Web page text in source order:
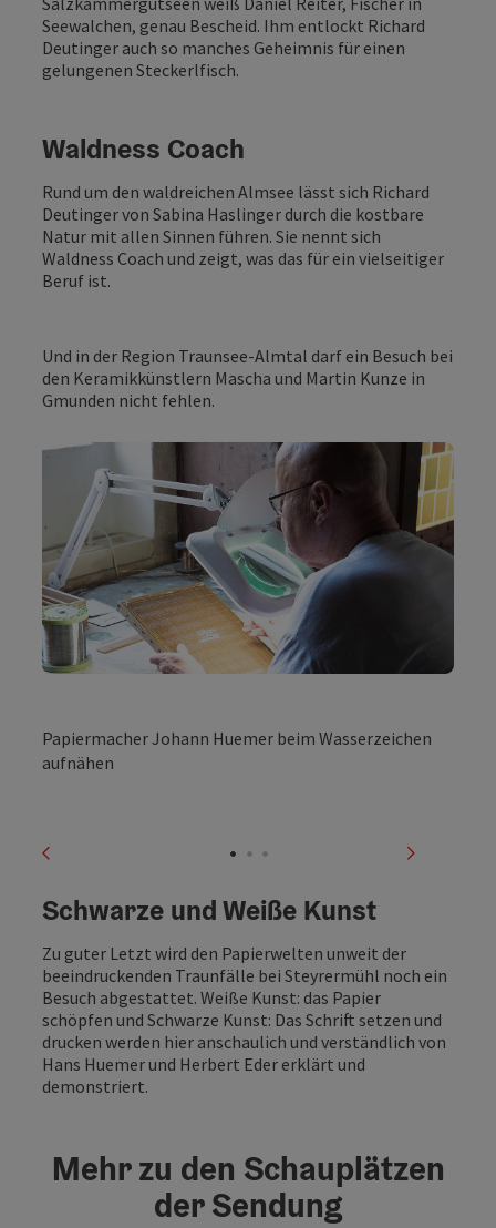
Seewalchen, genau Bescheid. Ihm entlockt Richard
Deutinger auch so manches Geheimnis für einen
gelungenen Steckerlfisch.
Waldness Coach
Rund um den waldreichen Almsee lässt sich Richard
Deutinger von Sabina Haslinger durch die kostbare
Natur mit allen Sinnen führen. Sie nennt sich
Waldness Coach und zeigt, was das für ein vielseitiger
Beruf ist.
Und in der Region Traunsee-Almtal darf ein Besuch bei
den Keramikkünstlern Mascha und Martin Kunze in
Gmunden nicht fehlen.
Papiermacher Johann Huemer beim Wasserzeichen
aufnähen
vorheriges Element
Schwarze und Weiße Kunst
Zu guter Letzt wird den Papierwelten unweit der
beeindruckenden Traunfälle bei Steyrermühl noch ein
Besuch abgestattet. Weiße Kunst: das Papier
schöpfen und Schwarze Kunst: Das Schrift setzen und
drucken werden hier anschaulich und verständlich von
Hans Huemer und Herbert Eder erklärt und
demonstriert.
Mehr zu den Schauplätzen
der Sendung